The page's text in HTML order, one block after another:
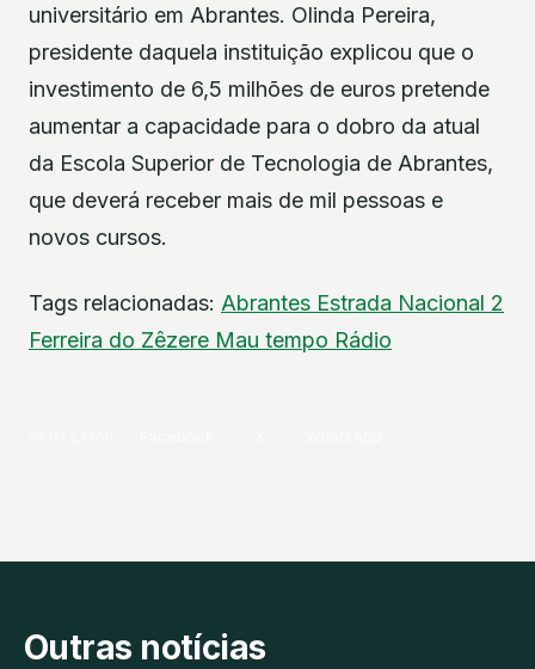
universitário em Abrantes. Olinda Pereira,
presidente daquela instituição explicou que o
investimento de 6,5 milhões de euros pretende
aumentar a capacidade para o dobro da atual
da Escola Superior de Tecnologia de Abrantes,
que deverá receber mais de mil pessoas e
novos cursos.
Tags relacionadas: Abrantes Estrada Nacional 2
Ferreira do Zêzere Mau tempo Rádio
Outras notícias